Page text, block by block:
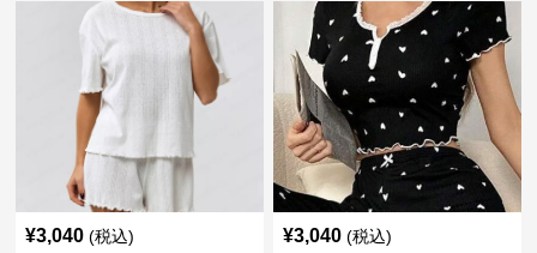
¥3,040 (税込) ¥3,040 (税込)